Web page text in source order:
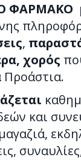
ΦΑΡΜΑΚΟ
,
χορός
Προάστια.
και